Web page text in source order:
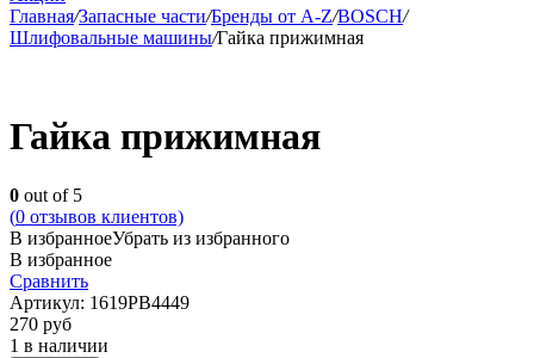
Главная/Запасные части/Бренды от A-Z/BOSCH/
Шлифовальные машины/Гайка прижимная
Гайка прижимная
0 out of 5
(0 отзывов клиентов)
В избранноеУбрать из избранного
В избранное
Сравнить
Артикул: 1619PB4449
270 руб
1 в наличии